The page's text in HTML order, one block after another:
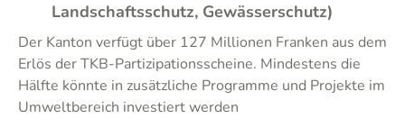
Landschaftsschutz, Gewässerschutz)
Der Kanton verfügt über 127 Millionen Franken aus dem
Erlös der TKB-Partizipationsscheine. Mindestens die
Hälfte könnte in zusätzliche Programme und Projekte im
Umweltbereich investiert werden